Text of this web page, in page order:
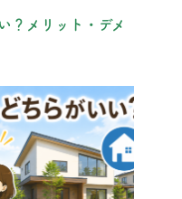
？メリット・デメ